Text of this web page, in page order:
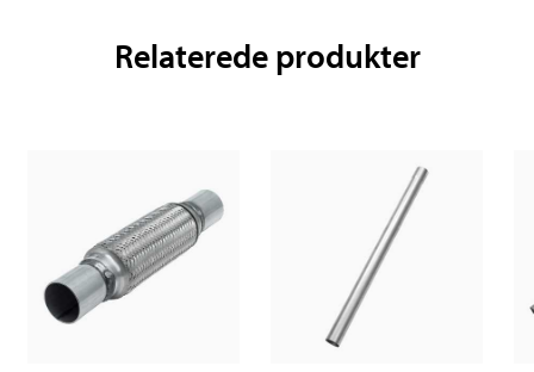
Relaterede produkter